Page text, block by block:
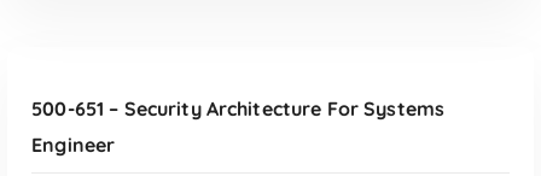
500-651 – Security Architecture For Systems
Engineer